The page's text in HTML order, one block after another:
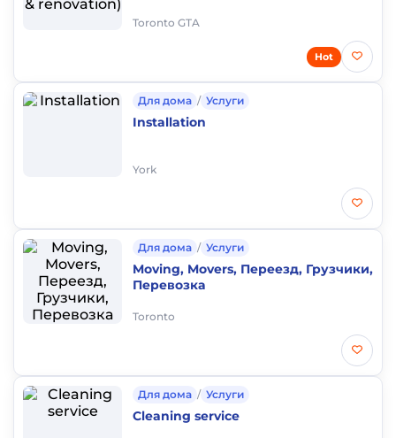
Toronto GTA
Hot
Для дома / Услуги
Installation
York
Для дома / Услуги
Moving, Movers, Переезд, Грузчики,
Перевозка
Toronto
Для дома / Услуги
Cleaning service